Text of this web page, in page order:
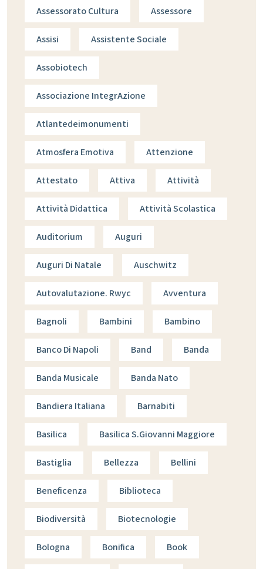
Assessorato Cultura Assessore
Assisi Assistente Sociale
Assobiotech
Associazione IntegrAzione
Atlantedeimonumenti
Atmosfera Emotiva Attenzione
Attestato Attiva Attività
Attività Didattica Attività Scolastica
Auditorium Auguri
Auguri Di Natale Auschwitz
Autovalutazione. Rwyc Avventura
Bagnoli Bambini Bambino
Banco Di Napoli Band Banda
Banda Musicale Banda Nato
Bandiera Italiana Barnabiti
Basilica Basilica S.giovanni Maggiore
Bastiglia Bellezza Bellini
Beneficenza Biblioteca
Biodiversità Biotecnologie
Bologna Bonifica Book